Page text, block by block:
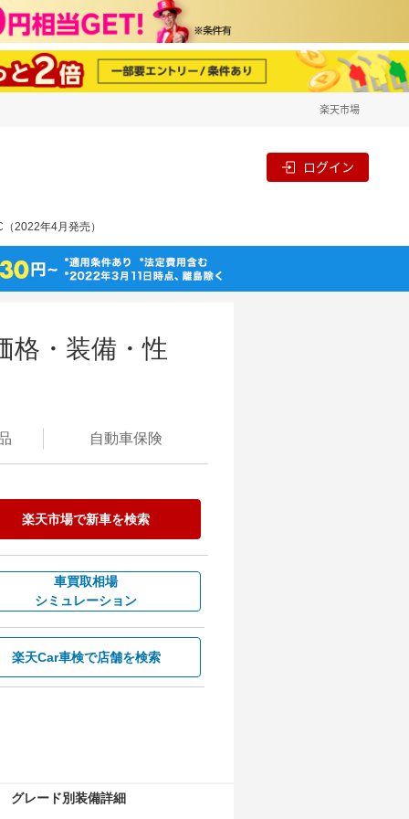
楽天市場
ログイン
2022年4月発売）
格・装備・性
自動車保険
楽天市場で新車を検索
車買取相場
シミュレーション
楽天Car車検で店舗を検索
グレード別装備詳細